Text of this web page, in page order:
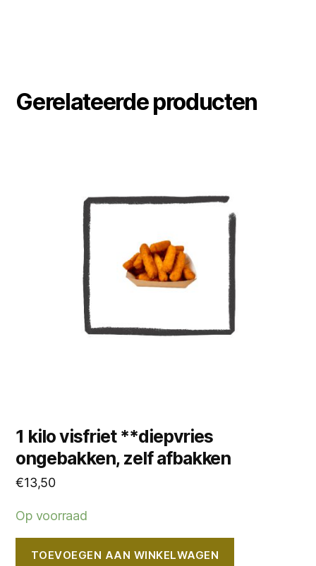
Gerelateerde producten
1 kilo visfriet **diepvries
ongebakken, zelf afbakken
€13,50
Op voorraad
TOEVOEGEN AAN WINKELWAGEN